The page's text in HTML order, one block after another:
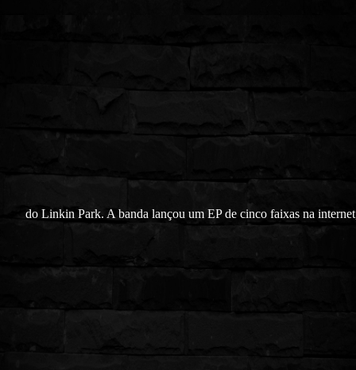
do Linkin Park. A banda lançou um EP de cinco faixas na